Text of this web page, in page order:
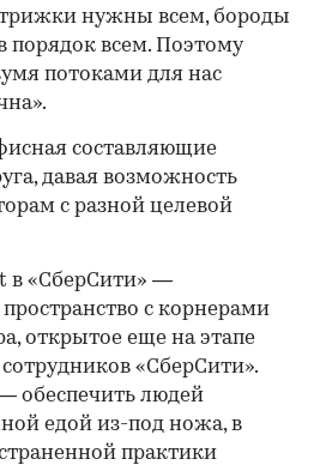
нужны всем, бороды
порядок всем. Поэтому
потоками для нас
составляющие
давая возможность
с разной целевой
в «СберСити» —
с корнерами
открытое еще на этапе
«СберСити».
обеспечить людей
едой из-под ножа, в
практики